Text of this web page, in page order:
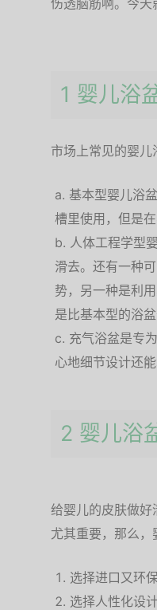
伤透脑筋啊。今天
1 婴儿浴
市场上常见的婴
基本型婴儿浴
槽里使用，但是
人体工程学型
滑去。还有一种
势，另一种是利
是比基本型的浴盆
充气浴盆是专
心地细节设计还
2 婴儿浴
给婴儿的皮肤做
尤其重要，那么
选择进口又环
选择人性化设